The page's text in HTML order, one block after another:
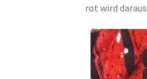
rot wird